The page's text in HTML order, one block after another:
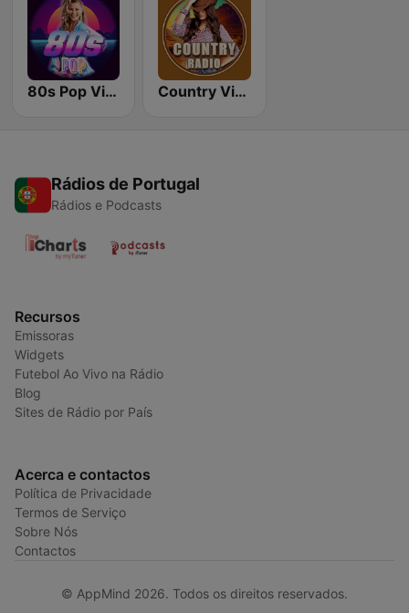
80s Pop Vibes Country Vibes
Rádios de Portugal
Rádios e Podcasts
Recursos
Emissoras
Widgets
Futebol Ao Vivo na Rádio
Blog
Sites de Rádio por País
Acerca e contactos
Política de Privacidade
Termos de Serviço
Sobre Nós
Contactos
© AppMind 2026. Todos os direitos reservados.